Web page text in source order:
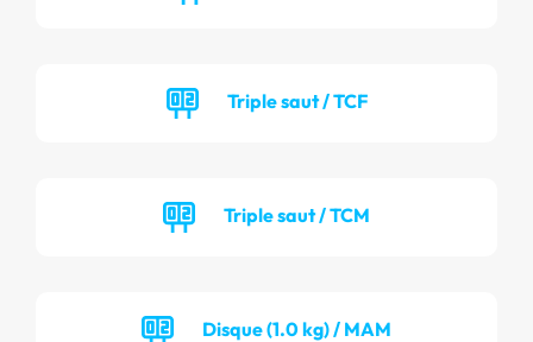
Triple saut / TCF
Triple saut / TCM
Disque (1.0 kg) / MAM